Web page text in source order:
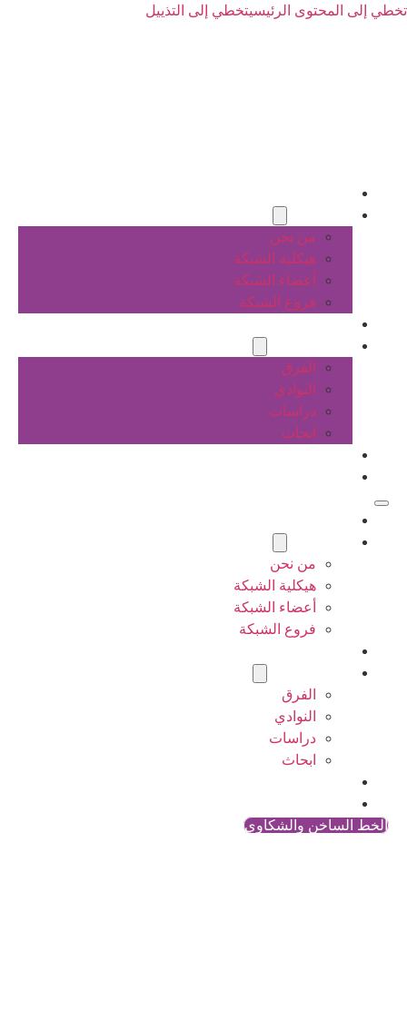
تخطي إلى المحتوى الرئيسيتخطي إلى التذييل
من نحن
هيكلية الشبكة
أعضاء الشبكة
فروع الشبكة
الفرق
النوادي
دراسات
ابحاث
من نحن
هيكلية الشبكة
أعضاء الشبكة
فروع الشبكة
الفرق
النوادي
دراسات
ابحاث
الخط الساخن والشكاوي